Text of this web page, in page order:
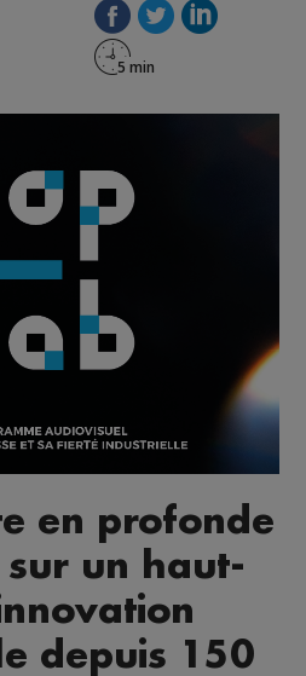
en profonde
un haut-
depuis 150